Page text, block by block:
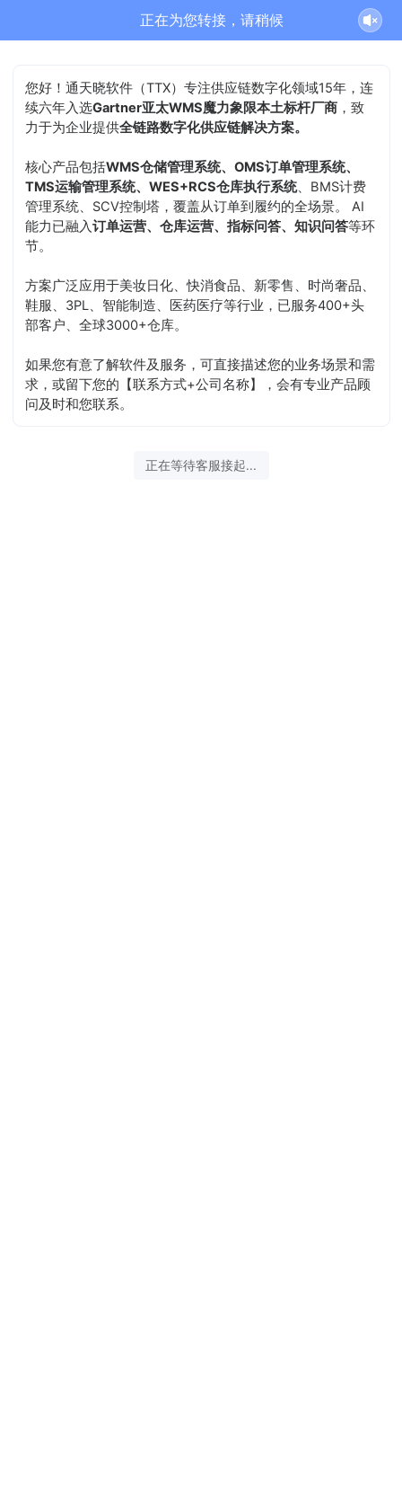
通天晓-售前客服正在为您服务
您好！通天晓软件（TTX）专注供应链数字化领域15年，连
续六年入选Gartner亚太WMS魔力象限本土标杆厂商 ，致
力于为企业提供全链路数字化供应链解决方案。
核心产品包括WMS仓储管理系统、OMS订单管理系统、
TMS运输管理系统、WES+RCS仓库执行系统、BMS计费
管理系统、SCV控制塔，覆盖从订单到履约的全场景。 AI
能力已融入订单运营、仓库运营、指标问答、知识问答等环
节。
方案广泛应用于美妆日化、快消食品、新零售、时尚奢品、
鞋服、3PL、智能制造、医药医疗等行业，已服务400+头
部客户、全球3000+仓库。
如果您有意了解软件及服务，可直接描述您的业务场景和需
求，或留下您的【联系方式+公司名称】，会有专业产品顾
问及时和您联系。
2026-08-07 07:01:12 开始沟通